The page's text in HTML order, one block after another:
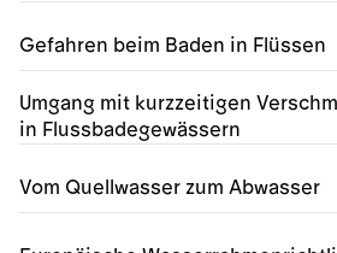
Gefahren beim Baden in Flüssen
Umgang mit kurzzeitigen
in Flussbadegewässern
Vom Quellwasser zum Abwasser